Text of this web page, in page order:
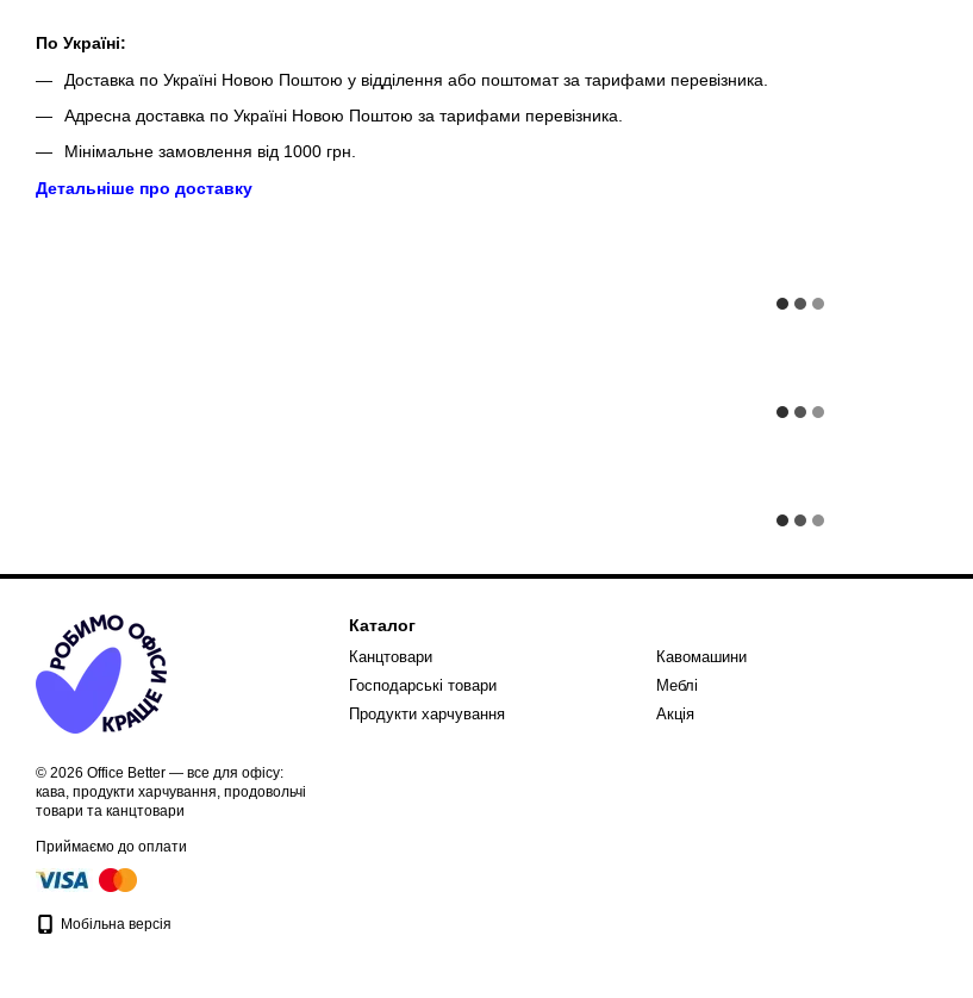
По Україні:
Доставка по Україні Новою Поштою у відділення або поштомат за тарифами перевізника.
Адресна доставка по Україні Новою Поштою за тарифами перевізника.
Мінімальне замовлення від 1000 грн.
Детальніше про доставку
© 2026 Office Better — все для офісу:
кава, продукти харчування, продовольчі
товари та канцтовари
Приймаємо до оплати
Мобільна версія
Каталог
Канцтовари
Господарські товари
Продукти харчування
Кавомашини
Меблі
Акція